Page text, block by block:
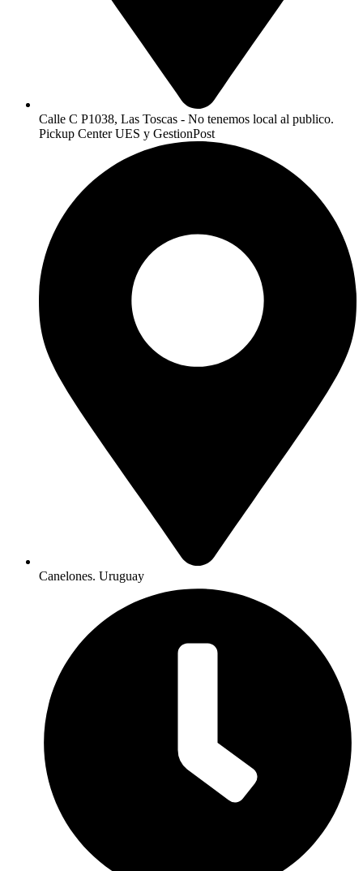
Calle C P1038, Las Toscas - No tenemos local al publico.
Pickup Center UES y GestionPost
Canelones. Uruguay